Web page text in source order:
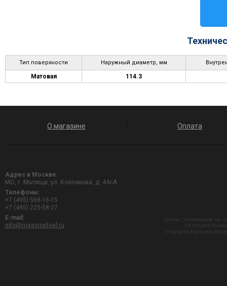
Тип поверхности Наружный диаметр, мм
Матовая 114.3
О магазине Оплата
Адрес в Москве:
МО, г. Мытищи, ул. Колпакова, д. 44сА
Телефоны:
+7 (495) 568-16-15
+7 (495) 225-58-27
E-mail:
info@rusevrosteel.ru
Цены, указанные на
подтверждении